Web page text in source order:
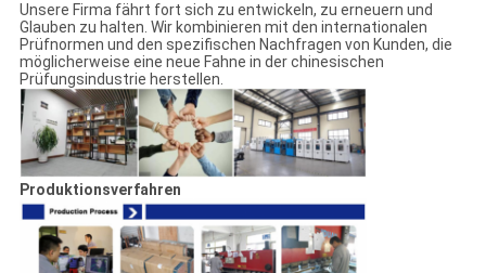
Unsere Firma fährt fort sich zu entwickeln, zu erneuern und
Glauben zu halten. Wir kombinieren mit den internationalen
Prüfnormen und den spezifischen Nachfragen von Kunden, die
möglicherweise eine neue Fahne in der chinesischen
Prüfungsindustrie herstellen.
Produktionsverfahren